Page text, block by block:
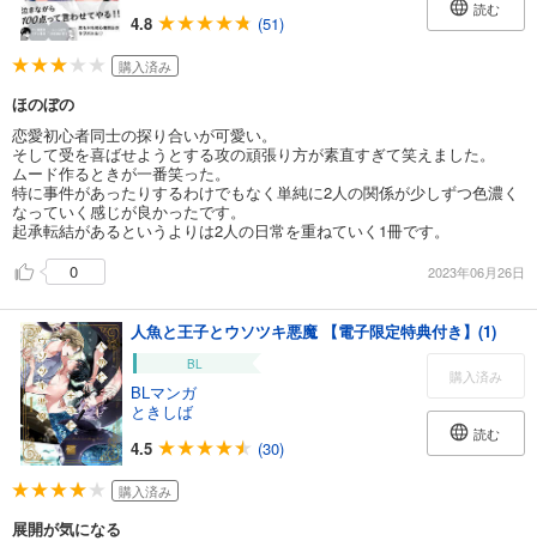
4.8
(51)
読む
購入済み
ほのぼの
恋愛初心者同士の探り合いが可愛い。
そして受を喜ばせようとする攻の頑張り方が素直すぎて笑えました。
ムード作るときが一番笑った。
特に事件があったりするわけでもなく単純に2人の関係が少しずつ色濃く
なっていく感じが良かったです。
起承転結があるというよりは2人の日常を重ねていく1冊です。
0
2023年06月26日
人魚と王子とウソツキ悪魔 【電子限定特典付き】(1)
BL
BLマンガ
ときしば
4.5
(30)
購入済み
読む
購入済み
展開が気になる